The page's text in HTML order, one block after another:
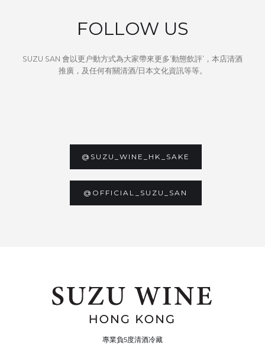
FOLLOW US
SUZU SAN 會以更户動方式為大家帶來更多’動態飲評’，本店清酒
推廣，及任何有關清酒/日本文化資訊等等。
@SUZU_WINE_HK_SAKE
@OFFICIAL_SUZU_SAN
專業負5度清酒冷藏